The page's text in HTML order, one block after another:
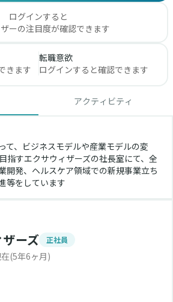
ログインすると
ーの注目度が確認できます
きます
転職意欲
ログインすると確認できます
アクティビティ
て、ビジネスモデルや産業モデルの変
指すエクサウィザーズの社長室にて、全
開発、ヘルスケア領域での新規事業立ち
等をしています
ーズ
正社員
(5年6ヶ月)